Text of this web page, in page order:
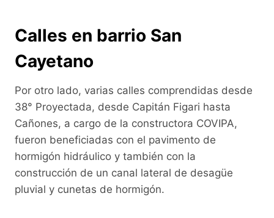
Calles en barrio San
Cayetano
Por otro lado, varias calles comprendidas desde
38° Proyectada, desde Capitán Figari hasta
Cañones, a cargo de la constructora COVIPA,
fueron beneficiadas con el pavimento de
hormigón hidráulico y también con la
construcción de un canal lateral de desagüe
pluvial y cunetas de hormigón.